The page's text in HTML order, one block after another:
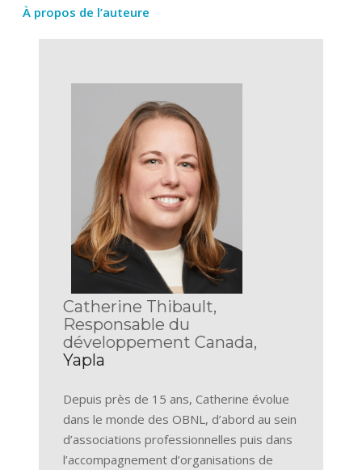
À propos de l’auteure
Catherine Thibault,
Responsable du
développement Canada,
Yapla
Depuis près de 15 ans, Catherine évolue
dans le monde des OBNL, d’abord au sein
d’associations professionnelles puis dans
l’accompagnement d’organisations de